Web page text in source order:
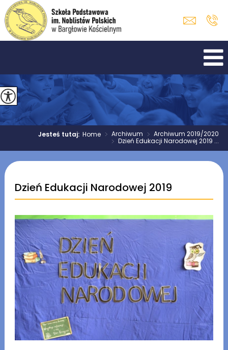
Jesteś tutaj:Home > Archiwum > Archiwum 2019/2020
> Dzień Edukacji Narodowej 2019 ...
Dzień Edukacji Narodowej 2019